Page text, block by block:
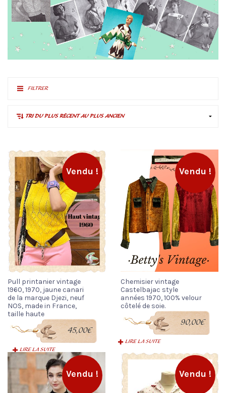
FILTRER
Vendu !
Pull printanier vintage
1960, 1970, jaune canari
de la marque Djezi, neuf
NOS, made in France,
taille haute
45,00€
LIRE LA SUITE
Vendu !
Chemisier vintage
Castelbajac style
années 1970, 100% velour
côtelé de soie.
90,00€
LIRE LA SUITE
Vendu ! Vendu !